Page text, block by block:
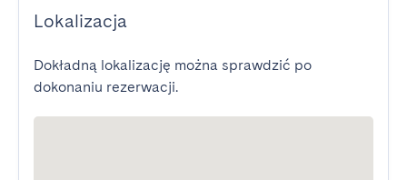
Lokalizacja
Dokładną lokalizację można sprawdzić po
dokonaniu rezerwacji.